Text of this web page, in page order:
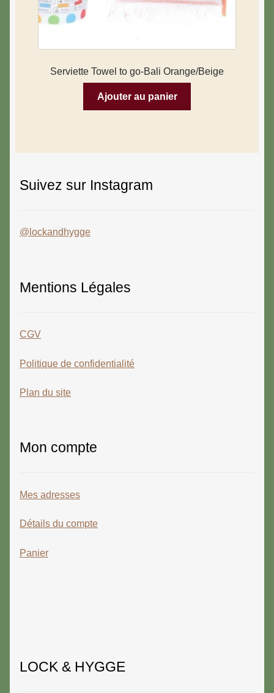
Serviette Towel to go-Bali Orange/Beige
Ajouter au panier
Suivez sur Instagram
@lockandhygge
Mentions Légales
CGV
Politique de confidentialité
Plan du site
Mon compte
Mes adresses
Détails du compte
Panier
LOCK & HYGGE